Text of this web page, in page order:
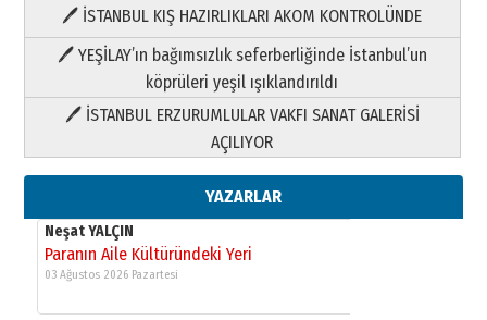
🖊 İSTANBUL KIŞ HAZIRLIKLARI AKOM KONTROLÜNDE
🖊 YEŞİLAY’ın bağımsızlık seferberliğinde İstanbul’un
köprüleri yeşil ışıklandırıldı
🖊 İSTANBUL ERZURUMLULAR VAKFI SANAT GALERİSİ
AÇILIYOR
YAZARLAR
Yıldırım Gündoğdu
HAVVA’NIN ÜÇ KIZI
09 Temmuz 2026 Perşembe
Yusuf POLAT
Şampiyonluk Sebahattin Şirin’e
11 Mayıs 2026 Pazartesi
Neşat YALÇIN
Paranın Aile Kültüründeki Yeri
03 Ağustos 2026 Pazartesi